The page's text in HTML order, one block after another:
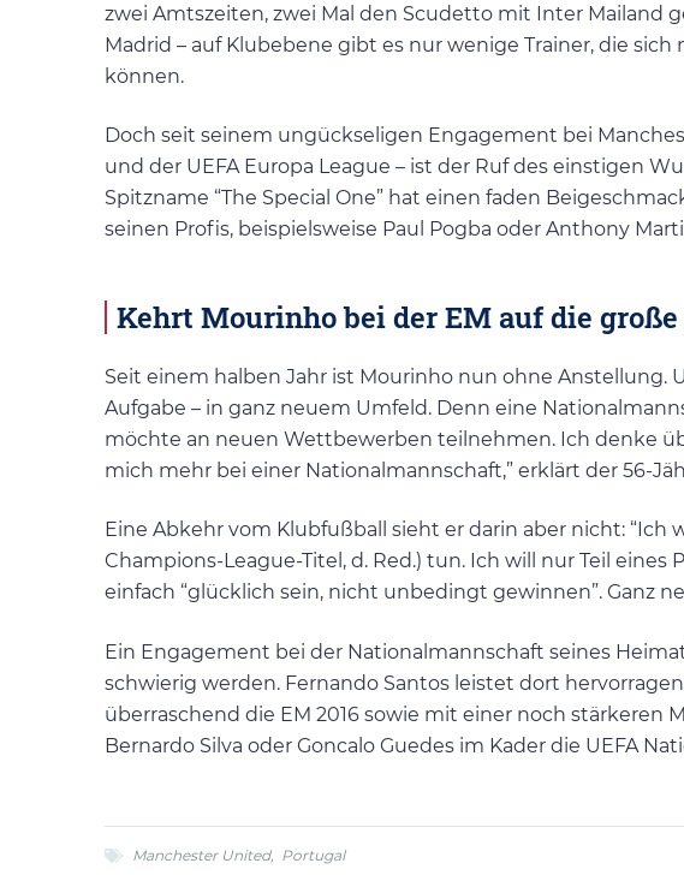
zwei Amtszeiten, zwei Mal den Scudetto mit Inter Mailand
Madrid – auf Klubebene gibt es nur wenige Trainer, die
können.
Doch seit seinem ungückseligen Engagement bei
und der UEFA Europa League – ist der Ruf des einstigen
Spitzname “The Special One” hat einen faden
seinen Profis, beispielsweise Paul Pogba oder Anthony
Kehrt Mourinho bei der EM auf die
Seit einem halben Jahr ist Mourinho nun ohne Anstellung.
Aufgabe – in ganz neuem Umfeld. Denn eine
möchte an neuen Wettbewerben teilnehmen. Ich denke
mich mehr bei einer Nationalmannschaft,” erklärt der 56-
Eine Abkehr vom Klubfußball sieht er darin aber nicht:
Champions-League-Titel, d. Red.) tun. Ich will nur Teil eines
einfach “glücklich sein, nicht unbedingt gewinnen”. Ganz
Ein Engagement bei der Nationalmannschaft seines
schwierig werden. Fernando Santos leistet dort
überraschend die EM 2016 sowie mit einer noch stärkeren
Bernardo Silva oder Goncalo Guedes im Kader die UEFA
Manchester United, Portugal